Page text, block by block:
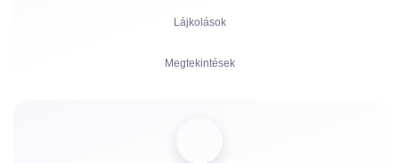
Lájkolások
Megtekintések